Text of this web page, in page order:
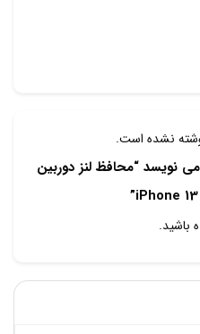
نشده است.
نویسد “محافظ لنز دوربین
باشید.